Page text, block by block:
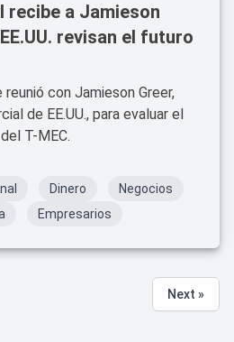
recibe a Jamieson
revisan el futuro
reunió con Jamieson Greer,
de EE.UU., para evaluar el
T-MEC.
Dinero
Negocios
Empresarios
Next »